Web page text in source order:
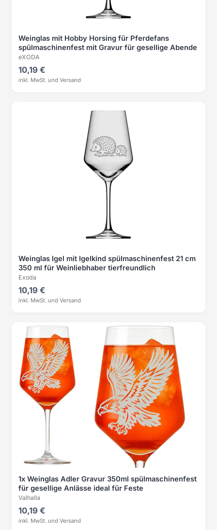
Weinglas mit Hobby Horsing für Pferdefans
spülmaschinenfest mit Gravur für gesellige Abende
eXODA
10,19 €
inkl. MwSt. und Versand
Weinglas Igel mit Igelkind spülmaschinenfest 21 cm
350 ml für Weinliebhaber tierfreundlich
Exoda
10,19 €
inkl. MwSt. und Versand
1x Weinglas Adler Gravur 350ml spülmaschinenfest
für gesellige Anlässe ideal für Feste
Valhalla
10,19 €
inkl. MwSt. und Versand